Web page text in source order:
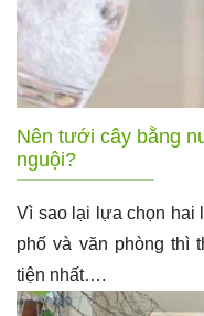
Nên tưới cây bằng
nguội?
Vì sao lại lựa chọn hai
phố và văn phòng thì
tiện nhất….